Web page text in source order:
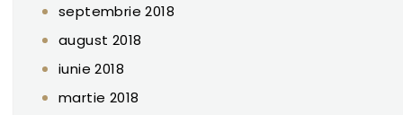
septembrie 2018
august 2018
iunie 2018
martie 2018